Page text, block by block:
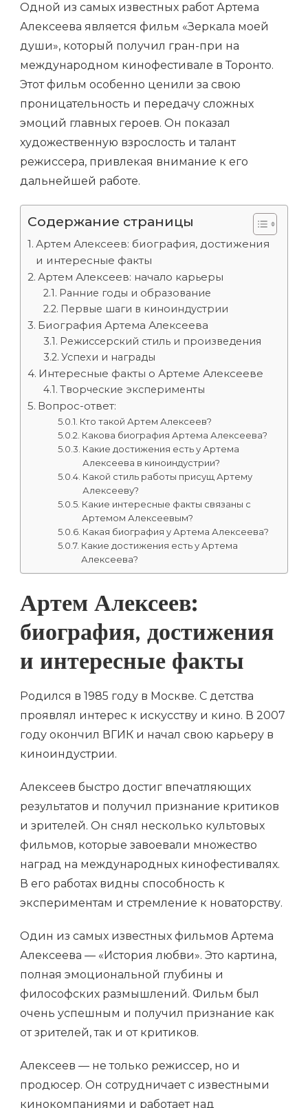
Одной из самых известных работ Артема
Алексеева является фильм «Зеркала моей
души», который получил гран-при на
международном кинофестивале в Торонто.
Этот фильм особенно ценили за свою
проницательность и передачу сложных
эмоций главных героев. Он показал
художественную взрослость и талант
режиссера, привлекая внимание к его
дальнейшей работе.
Содержание страницы
Артем Алексеев: биография, достижения
и интересные факты
Артем Алексеев: начало карьеры
Ранние годы и образование
Первые шаги в киноиндустрии
Биография Артема Алексеева
Режиссерский стиль и произведения
Успехи и награды
Интересные факты о Артеме Алексееве
Творческие эксперименты
Вопрос-ответ:
Кто такой Артем Алексеев?
Какова биография Артема Алексеева?
Какие достижения есть у Артема
Алексеева в киноиндустрии?
Какой стиль работы присущ Артему
Алексееву?
Какие интересные факты связаны с
Артемом Алексеевым?
Какая биография у Артема Алексеева?
Какие достижения есть у Артема
Алексеева?
Артем Алексеев:
биография, достижения
и интересные факты
Родился в 1985 году в Москве. С детства
проявлял интерес к искусству и кино. В 2007
году окончил ВГИК и начал свою карьеру в
киноиндустрии.
Алексеев быстро достиг впечатляющих
результатов и получил признание критиков
и зрителей. Он снял несколько культовых
фильмов, которые завоевали множество
наград на международных кинофестивалях.
В его работах видны способность к
экспериментам и стремление к новаторству.
Один из самых известных фильмов Артема
Алексеева — «История любви». Это картина,
полная эмоциональной глубины и
философских размышлений. Фильм был
очень успешным и получил признание как
от зрителей, так и от критиков.
Алексеев — не только режиссер, но и
продюсер. Он сотрудничает с известными
кинокомпаниями и работает над